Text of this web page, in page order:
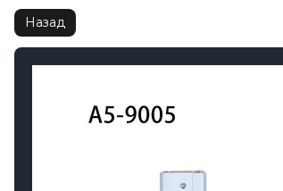
Назад